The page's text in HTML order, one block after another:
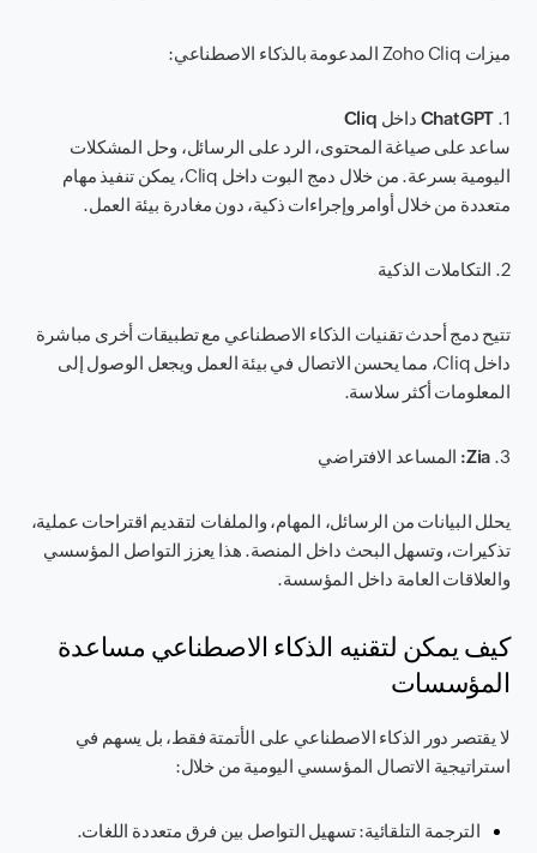
ميزات Zoho Cliq المدعومة بالذكاء الاصطناعي:
1. ChatGPT داخل Cliq
ساعد على صياغة المحتوى، الرد على الرسائل، وحل المشكلات
اليومية بسرعة. من خلال دمج البوت داخل Cliq، يمكن تنفيذ مهام
متعددة من خلال أوامر وإجراءات ذكية، دون مغادرة بيئة العمل.
2. التكاملات الذكية
تتيح دمج أحدث تقنيات الذكاء الاصطناعي مع تطبيقات أخرى مباشرة
داخل Cliq، مما يحسن الاتصال في بيئة العمل ويجعل الوصول إلى
المعلومات أكثر سلاسة.
3. Zia: المساعد الافتراضي
يحلل البيانات من الرسائل، المهام، والملفات لتقديم اقتراحات عملية،
تذكيرات، وتسهل البحث داخل المنصة. هذا يعزز التواصل المؤسسي
والعلاقات العامة داخل المؤسسة.
كيف يمكن لتقنيه الذكاء الاصطناعي مساعدة
المؤسسات
لا يقتصر دور الذكاء الاصطناعي على الأتمتة فقط، بل يسهم في
استراتيجية الاتصال المؤسسي اليومية من خلال:
الترجمة التلقائية: تسهيل التواصل بين فرق متعددة اللغات.